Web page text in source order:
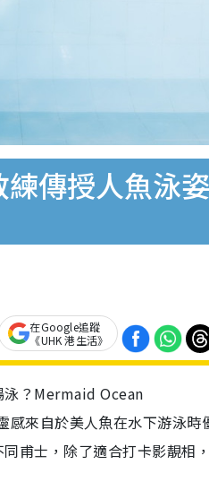
傳授人魚泳
在Google追蹤
《UHK 港生活》
泳？Mermaid Ocean
感來自於美人魚在水下游泳時
甫士，除了適合打卡影靚相